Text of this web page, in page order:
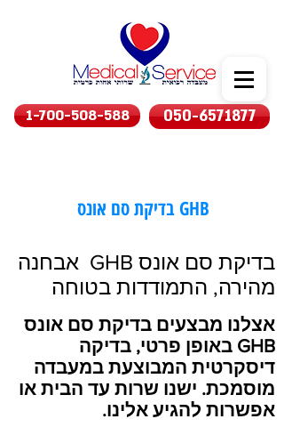
1-700-508-588 050-6571877
בדיקת סם אונס GHB
בדיקת סם אונס GHB אבחנה
מהירה, התמודדות בטוחה
אצלנו מבצעים בדיקת סם אונס
GHB באופן פרטי, בדיקה
דיסקרטית המבוצעת במעבדה
מוסמכת. ישנו שרות עד הבית או
אפשרות להגיע אלינו.